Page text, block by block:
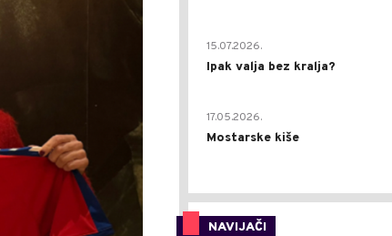
15.07.2026.
Ipak valja bez kralja?
17.05.2026.
Mostarske kiše
NAVIJAČI